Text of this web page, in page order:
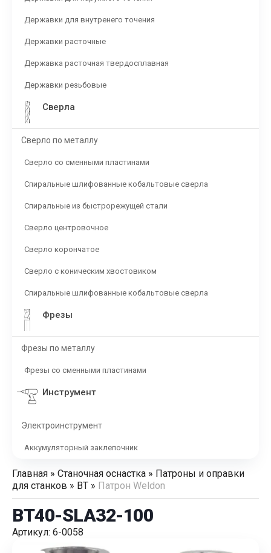
Державки для внутренего точения
Державки расточные
Державка расточная твердосплавная
Державки резьбовые
Сверла
Сверло по металлу
Сверло со сменными пластинами
Спиральные шлифованные кобальтовые сверла
Спиральные из быстрорежущей стали
Сверло центровочное
Сверло корончатое
Сверло с коническим хвостовиком
Спиральные шлифованные кобальтовые сверла
Фрезы
Фрезы по металлу
Фрезы со сменными пластинами
Инструмент
Электроинструмент
Аккумуляторный заклепочник
Главная » Станочная оснастка » Патроны и оправки
для станков » BT » Патрон Weldon
BT40-SLA32-100
Артикул: 6-0058